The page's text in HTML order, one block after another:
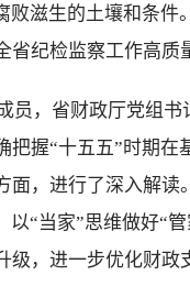
败滋生的土壤和条
省纪检监察工作高质
员，省财政厅党组
把握“十五五”时期
面，进行了深入解
以“当家”思维做好“
级，进一步优化财